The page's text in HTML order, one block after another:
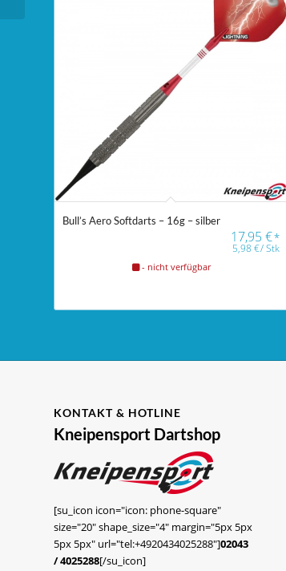
Bull’s Aero Softdarts – 16g – silber
17,95€*
5,98€/Stk
- nicht verfügbar
KONTAKT & HOTLINE
Kneipensport Dartshop
[su_icon icon="icon: phone-square"
size="20" shape_size="4" margin="5px 5px
5px 5px" url="tel:+4920434025288"]02043
/ 4025288[/su_icon]